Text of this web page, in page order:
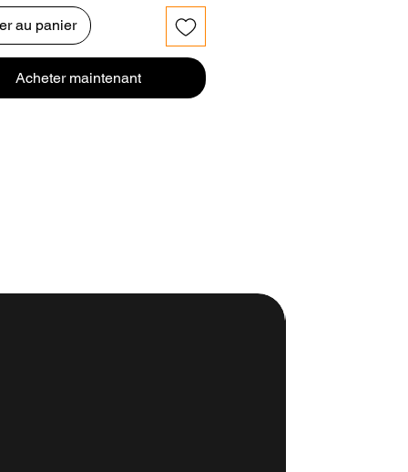
au panier
Acheter maintenant